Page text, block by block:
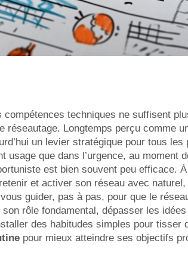
techniques ne suffisent
réseautage. Longtemps perçu comme
un levier stratégique pour tous
usage que dans l’urgence, au moment
est bien souvent peu efficace.
et activer son réseau avec
guider, pas à pas, pour que le
rôle fondamental, dépasser les
des habitudes simples pour tisser
pour mieux atteindre ses objectifs